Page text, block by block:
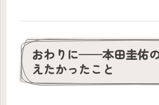
おわりに──本田圭佑
えたかったこと